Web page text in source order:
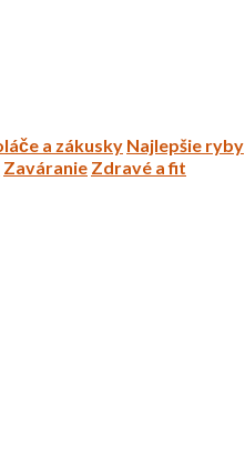
a zákusky Najlepšie ryby
Zaváranie Zdravé a fit